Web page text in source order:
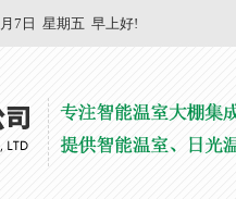
7日 星期五 早上好!